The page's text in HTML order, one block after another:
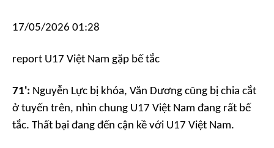
17/05/2026 01:28
report U17 Việt Nam gặp bế tắc
71': Nguyễn Lực bị khóa, Văn Dương cũng bị chia cắt
ở tuyến trên, nhìn chung U17 Việt Nam đang rất bế
tắc. Thất bại đang đến cận kề với U17 Việt Nam.